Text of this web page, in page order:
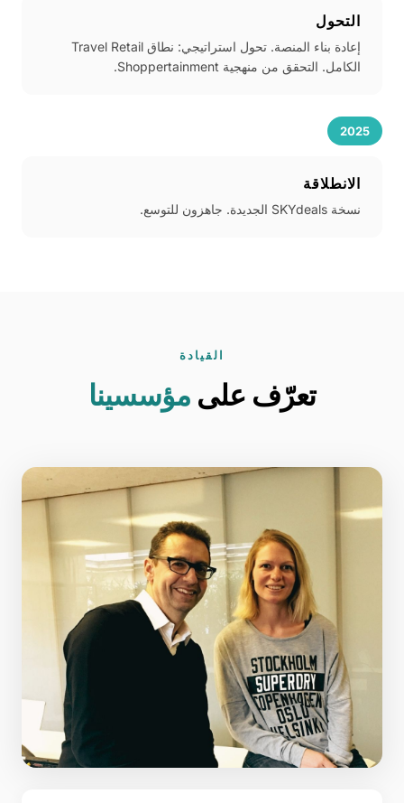
التحول
إعادة بناء المنصة. تحول استراتيجي: نطاق Travel Retail
الكامل. التحقق من منهجية Shoppertainment.
2025
الانطلاقة
نسخة SKYdeals الجديدة. جاهزون للتوسع.
القيادة
تعرّف على مؤسسينا